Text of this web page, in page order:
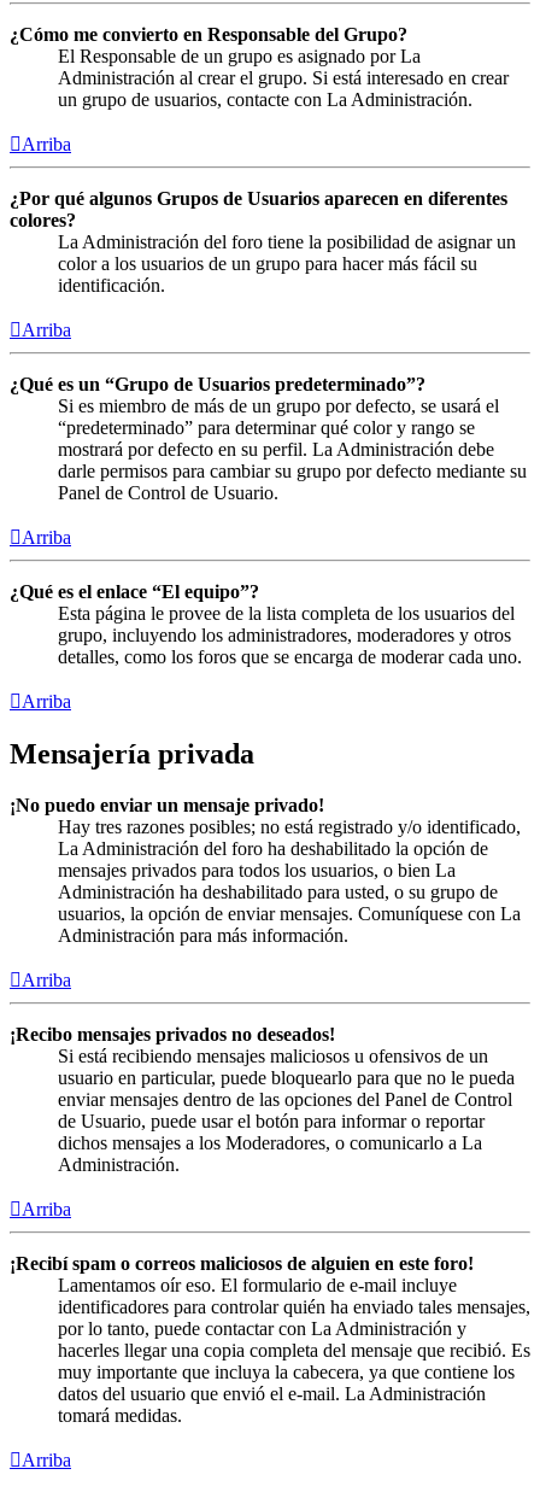
¿Cómo me convierto en Responsable del Grupo?
El Responsable de un grupo es asignado por La
Administración al crear el grupo. Si está interesado en crear
un grupo de usuarios, contacte con La Administración.
Arriba
¿Por qué algunos Grupos de Usuarios aparecen en diferentes
colores?
La Administración del foro tiene la posibilidad de asignar un
color a los usuarios de un grupo para hacer más fácil su
identificación.
Arriba
¿Qué es un “Grupo de Usuarios predeterminado”?
Si es miembro de más de un grupo por defecto, se usará el
“predeterminado” para determinar qué color y rango se
mostrará por defecto en su perfil. La Administración debe
darle permisos para cambiar su grupo por defecto mediante su
Panel de Control de Usuario.
Arriba
¿Qué es el enlace “El equipo”?
Esta página le provee de la lista completa de los usuarios del
grupo, incluyendo los administradores, moderadores y otros
detalles, como los foros que se encarga de moderar cada uno.
Arriba
Mensajería privada
¡No puedo enviar un mensaje privado!
Hay tres razones posibles; no está registrado y/o identificado,
La Administración del foro ha deshabilitado la opción de
mensajes privados para todos los usuarios, o bien La
Administración ha deshabilitado para usted, o su grupo de
usuarios, la opción de enviar mensajes. Comuníquese con La
Administración para más información.
Arriba
¡Recibo mensajes privados no deseados!
Si está recibiendo mensajes maliciosos u ofensivos de un
usuario en particular, puede bloquearlo para que no le pueda
enviar mensajes dentro de las opciones del Panel de Control
de Usuario, puede usar el botón para informar o reportar
dichos mensajes a los Moderadores, o comunicarlo a La
Administración.
Arriba
¡Recibí spam o correos maliciosos de alguien en este foro!
Lamentamos oír eso. El formulario de e-mail incluye
identificadores para controlar quién ha enviado tales mensajes,
por lo tanto, puede contactar con La Administración y
hacerles llegar una copia completa del mensaje que recibió. Es
muy importante que incluya la cabecera, ya que contiene los
datos del usuario que envió el e-mail. La Administración
tomará medidas.
Arriba